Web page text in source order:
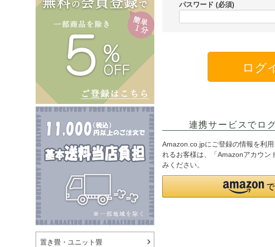
置き畳・ユニット畳
パスワード (必須)
ログ
連携サービスでロ
Amazon.co.jpにご登録の情報を利
れるお客様は、「Amazonアカウン
みください。